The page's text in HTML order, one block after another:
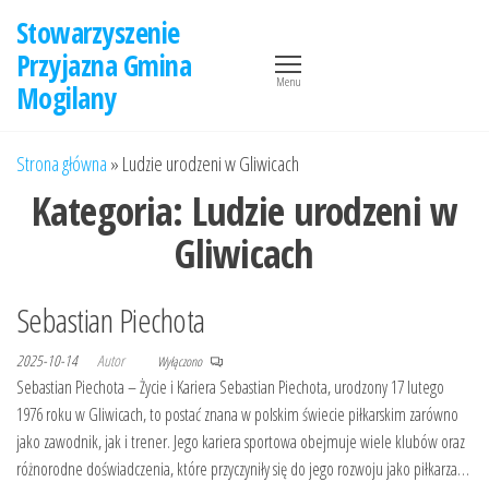
treści
Stowarzyszenie
Przyjazna Gmina
Mogilany
Menu
Strona główna » Ludzie urodzeni w Gliwicach
Kategoria: Ludzie urodzeni w
Gliwicach
Sebastian Piechota
2025-10-14 Autor Wyłączono
Sebastian Piechota – Życie i Kariera Sebastian Piechota, urodzony 17 lutego
1976 roku w Gliwicach, to postać znana w polskim świecie piłkarskim zarówno
jako zawodnik, jak i trener. Jego kariera sportowa obejmuje wiele klubów oraz
różnorodne doświadczenia, które przyczyniły się do jego rozwoju jako piłkarza…